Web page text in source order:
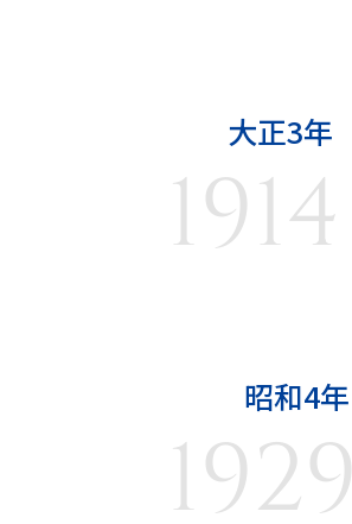
大正3年
1914
昭和4年
1929